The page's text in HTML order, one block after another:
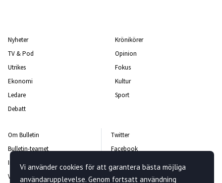
Nyheter
TV & Pod
Utrikes
Ekonomi
Ledare
Debatt
Krönikörer
Opinion
Fokus
Kultur
Sport
Om Bulletin
Bulletin-teamet
Integritetspolicy
Vanliga frågor och svar
Twitter
Facebook
Kontakta oss
Vi använder cookies för att garantera bästa möjliga
användarupplevelse. Genom fortsatt användning